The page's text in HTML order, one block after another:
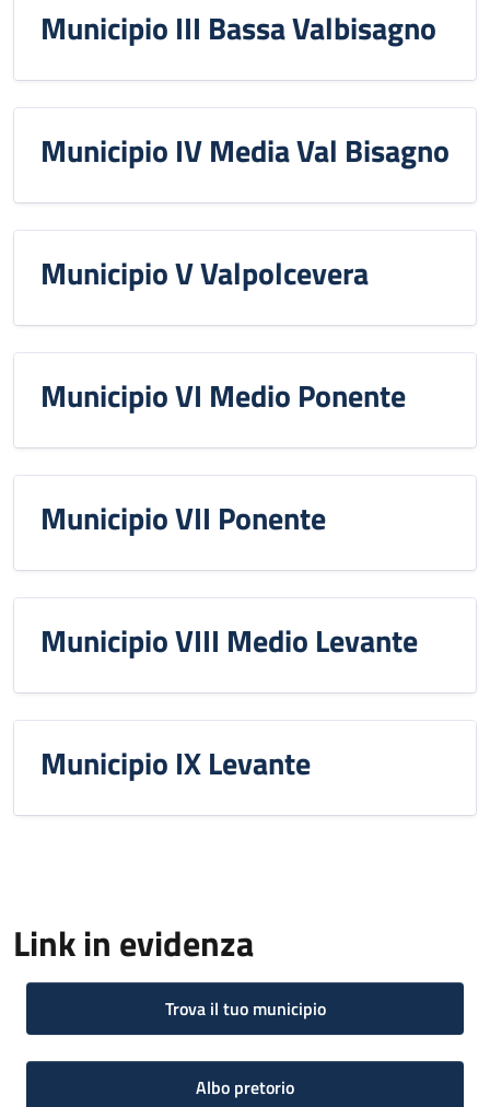
Municipio III Bassa Valbisagno
Municipio IV Media Val Bisagno
Municipio V Valpolcevera
Municipio VI Medio Ponente
Municipio VII Ponente
Municipio VIII Medio Levante
Municipio IX Levante
Link in evidenza
Trova il tuo municipio
Albo pretorio